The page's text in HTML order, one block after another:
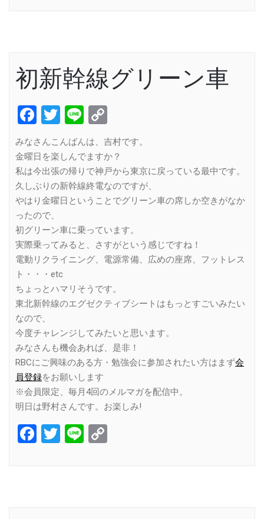
初新幹線グリーン車
Facebook
Twitter
Line
Link
みなさんこんばんは、吉村です。
金曜日を楽しんでますか？
私は今出張の帰りで神戸から東京に戻っている最中です。
久しぶりの新幹線終電なのですが、
やはり金曜日ということでグリーン車の席しか空きがなか
ったので、
初グリーン車に乗っています。
実際乗ってみると、さすがという感じですね！
電動リクライニング、電源常備、広めの座席、フットレス
ト・・・etc
ちょっとハマリそうです。
東北新幹線のエグゼクティブシートはもっとすごいみたい
なので、
今度チャレンジしてみたいと思います。
みなさんも機会あれば、是非！
RBCにご興味のある方・勉強会に参加されたい方はまず会
員登録をお願いします
※会員限定、毎月4回のメルマガを配信中。
明日は野村さんです。お楽しみ!
Facebook
Twitter
Line